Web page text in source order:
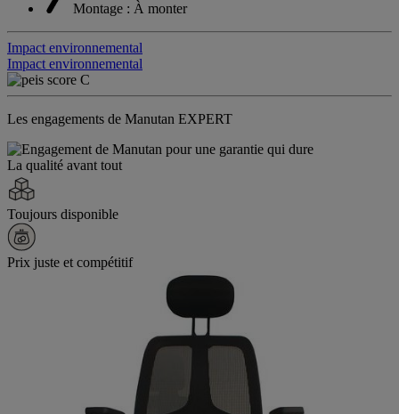
Montage : À monter
Impact environnemental
Impact environnemental
Les engagements de Manutan EXPERT
La qualité avant tout
Toujours disponible
Prix juste et compétitif